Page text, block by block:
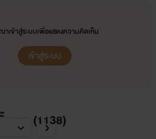
าเข้าสู่ระบบเพื่อแสดงความคิดเห็น
เข้าสู่ระบบ
หมด (1138)